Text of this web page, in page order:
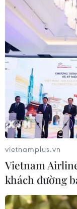
Hàn Quốc
cúm gia cầm
06/06/2017 08:16
Ngày 6/6, cơ
phát hiện thêm ổ
tại một trang trại
Gyeonggi.
vietnamplus.vn
Vietnam
khách đường